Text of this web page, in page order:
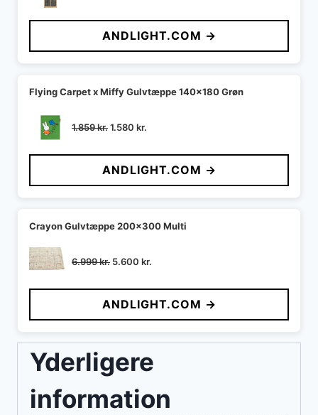
pris
var:
1.899 kr..
pris
er:
1.425 kr..
ANDLIGHT.COM →
Flying Carpet x Miffy Gulvtæppe 140x180 Grøn
1.859kr.Den
pris
var:
1.859 kr..
1.580 kr.
pris
er:
1.580 kr..
ANDLIGHT.COM →
Crayon Gulvtæppe 200x300 Multi
6.999kr. Den
pris
var:
6.999 kr..
5.600 kr.
pris
er:
5.600 kr..
ANDLIGHT.COM →
Yderligere
information